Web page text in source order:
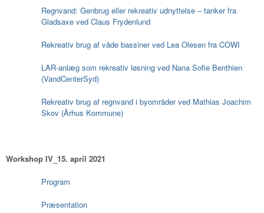
Regnvand: Genbrug eller rekreativ udnyttelse – tanker fra
Gladsaxe ved Claus Frydenlund
Rekreativ brug af våde bassiner ved Lea Olesen fra COWI
LAR-anlæg som rekreativ løsning ved Nana Sofie Benthien
(VandCenterSyd)
Rekreativ brug af regnvand i byområder ved Mathias Joachim
Skov (Århus Kommune)
Workshop IV_15. april 2021
Program
Præsentation